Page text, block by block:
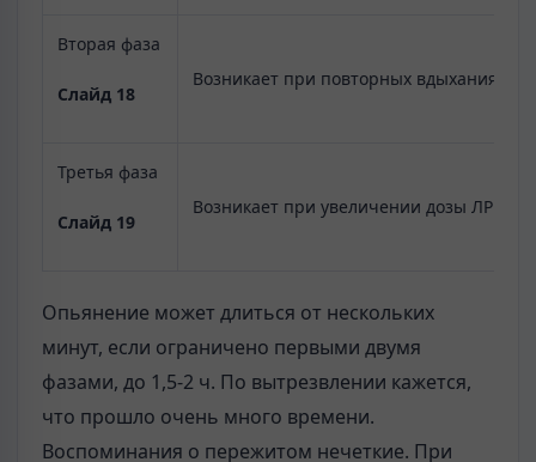
Вторая фаза
Слайд 18
Возникает при повторных вдыханиях.
Третья фаза
Слайд 19
Возникает при увеличении дозы ЛР у
Опьянение может длиться от нескольких
минут, если ограничено первыми двумя
фазами, до 1,5-2 ч. По вытрезвлении кажется,
что прошло очень много времени.
Воспоминания о пережитом нечеткие. При